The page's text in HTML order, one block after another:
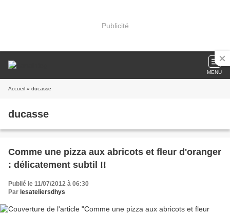
Publicité
MENU
Accueil » ducasse
ducasse
Comme une pizza aux abricots et fleur d'oranger
: délicatement subtil !!
Publié le 11/07/2012 à 06:30
Par lesateliersdhys